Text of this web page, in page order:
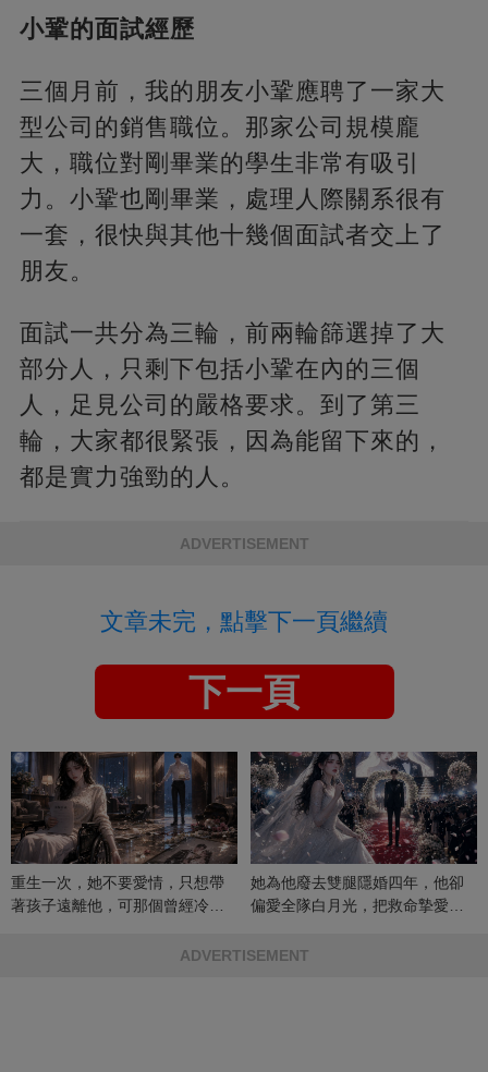
小鞏的面試經歷
三個月前，我的朋友小鞏應聘了一家大
型公司的銷售職位。那家公司規模龐
大，職位對剛畢業的學生非常有吸引
力。小鞏也剛畢業，處理人際關系很有
一套，很快與其他十幾個面試者交上了
朋友。
面試一共分為三輪，前兩輪篩選掉了大
部分人，只剩下包括小鞏在內的三個
人，足見公司的嚴格要求。到了第三
輪，大家都很緊張，因為能留下來的，
都是實力強勁的人。
ADVERTISEMENT
文章未完，點擊下一頁繼續
下一頁
重生一次，她不要愛情，只想帶
著孩子遠離他，可那個曾經冷漠
她為他廢去雙腿隱婚四年，他卻
偏愛全隊白月光，把救命摯愛當
ADVERTISEMENT